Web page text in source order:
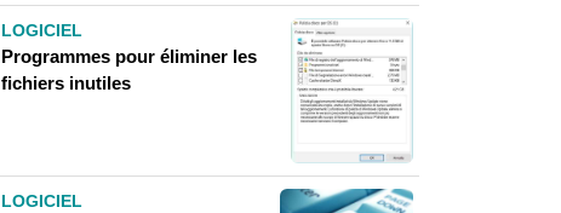
LOGICIEL
Programmes pour éliminer les
fichiers inutiles
LOGICIEL